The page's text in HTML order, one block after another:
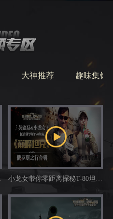
大神推荐 趣味集锦
小龙女带你零距离探秘T-80坦
目合辑版